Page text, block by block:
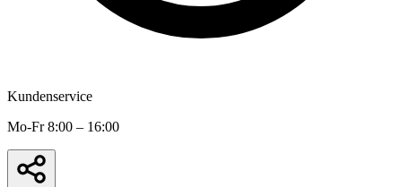
Kundenservice
Mo-Fr 8:00 – 16:00